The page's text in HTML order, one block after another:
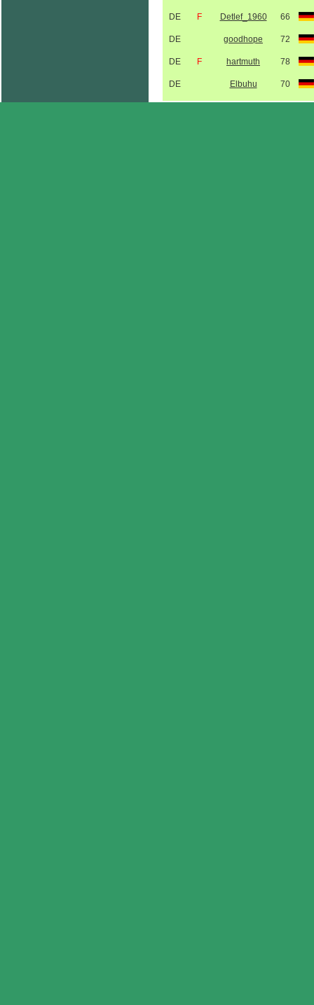
DE F Detlef_1960 66
DE goodhope 72
DE F hartmuth 78
DE Elbuhu 70